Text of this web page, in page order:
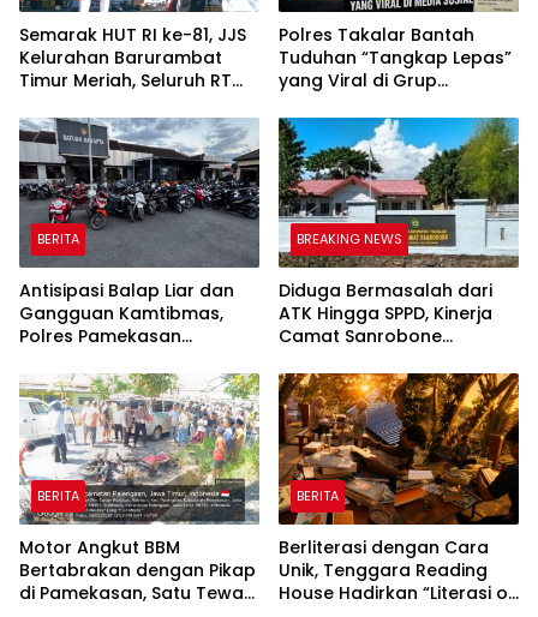
Semarak HUT RI ke-81, JJS
Kelurahan Barurambat
Timur Meriah, Seluruh RT
Bersama Warga
Polres Takalar Bantah
Tuduhan “Tangkap Lepas”
yang Viral di Grup
BERITA
Antisipasi Balap Liar dan
Gangguan Kamtibmas,
Polres Pamekasan
Motor
BREAKING NEWS
Diduga Bermasalah dari
ATK Hingga SPPD, Kinerja
Camat Sanrobone
BERITA
Motor Angkut BBM
Bertabrakan dengan Pikap
di Pamekasan, Satu Tewas
BERITA
Berliterasi dengan Cara
Unik, Tenggara Reading
House Hadirkan “Literasi on